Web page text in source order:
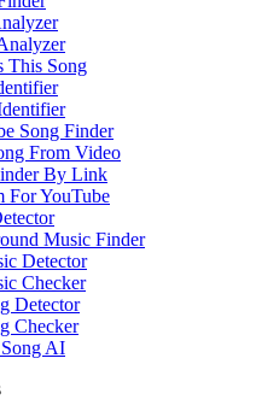
This Song
Song Finder
From Video
By Link
For YouTube
Music Finder
Detector
Checker
Detector
Checker
AI